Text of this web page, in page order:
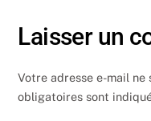
Laisser un
Votre adresse e-mail ne
obligatoires sont